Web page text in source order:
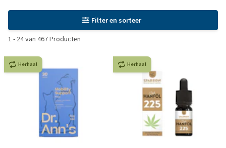
Filter en sorteer
1 - 24van 467Producten
Herhaal Herhaal